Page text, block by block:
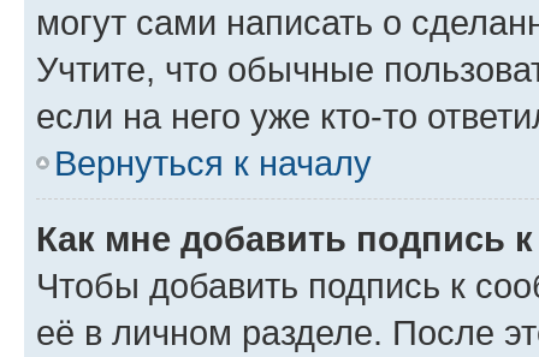
могут сами написать о
Учтите, что обычные
если на него уже кто-то
Вернуться к началу
Как мне добавить подпись
Чтобы добавить подпись к
её в личном разделе. После